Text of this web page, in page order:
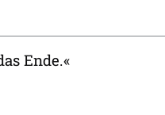
Ende.«